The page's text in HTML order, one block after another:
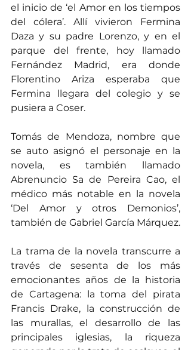
el inicio de ‘el Amor en los tiempos
del cólera’. Allí vivieron Fermina
Daza y su padre Lorenzo, y en el
parque del frente, hoy llamado
Fernández Madrid, era donde
Florentino Ariza esperaba que
Fermina llegara del colegio y se
pusiera a Coser.
Tomás de Mendoza, nombre que
se auto asignó el personaje en la
novela, es también llamado
Abrenuncio Sa de Pereira Cao, el
médico más notable en la novela
‘Del Amor y otros Demonios’,
también de Gabriel García Márquez.
La trama de la novela transcurre a
través de sesenta de los más
emocionantes años de la historia
de Cartagena: la toma del pirata
Francis Drake, la construcción de
las murallas, el desarrollo de las
principales iglesias, la riqueza